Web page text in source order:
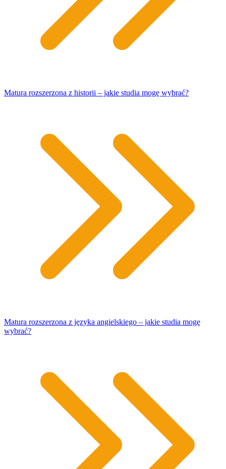
Matura rozszerzona z historii – jakie studia mogę wybrać?
Matura rozszerzona z języka angielskiego – jakie studia mogę
wybrać?